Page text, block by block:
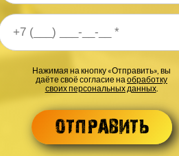
Нажимая на кнопку «Отправить», вы
даёте своё согласие на обработку
своих персональных данных.